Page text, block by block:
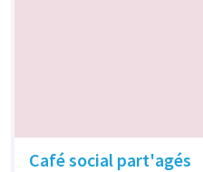
Café social part'agés